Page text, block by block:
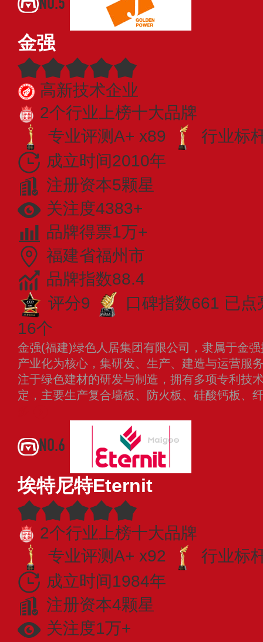
金强
高新技术企业
2个行业上榜十大品牌
专业评测A+ x89
行业标
成立时间2010年
注册资本5颗星
关注度4383+
品牌得票1万+
福建省福州市
品牌指数88.4
评分9
口碑指数661 已点
16个
金强(福建)绿色人居集团有限公司，隶属于金
产业化为核心，集研发、生产、建造与运营服
注于绿色建材的研发与制造，拥有多项专利技
定，主要生产复合墙板、防火板、硅酸钙板、
NO.6
埃特尼特Eternit
2个行业上榜十大品牌
专业评测A+ x92
行业标
成立时间1984年
注册资本4颗星
关注度1万+